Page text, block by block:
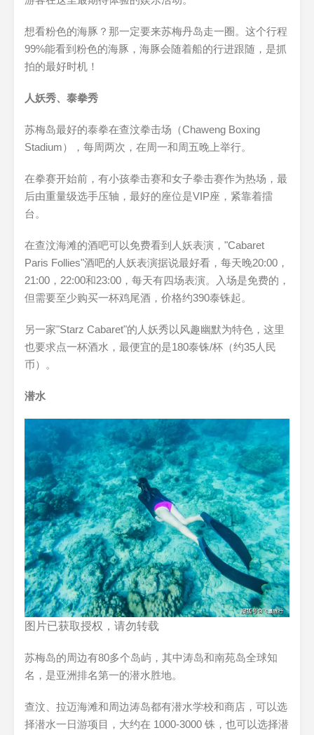
想看粉色的海豚？那一定要来苏梅丹岛走一圈。这个行程
99%能看到粉色的海豚，海豚会随着船的行进跟随，是抓
拍的最好时机！
人妖秀、泰拳秀
苏梅岛最好的泰拳在查汶拳击场（Chaweng Boxing
Stadium），每周两次，在周一和周五晚上举行。
在拳赛开始前，有小孩拳击赛和女子拳击赛作为热场，最
后由重量级选手压轴，最好的座位是VIP座，紧靠着擂
台。
在查汶海滩的酒吧可以免费看到人妖表演，"Cabaret
Paris Follies"酒吧的人妖表演据说最好看，每天晚20:00，
21:00，22:00和23:00，每天有四场表演。入场是免费的，
但需要至少购买一杯鸡尾酒，价格约390泰铢起。
另一家"Starz Cabaret"的人妖秀以风趣幽默为特色，这里
也要求点一杯酒水，最便宜的是180泰铢/杯（约35人民
币）。
潜水
图片已获取授权，请勿转载
苏梅岛的周边有80多个岛屿，其中涛岛和南苑岛全球知
名，是亚洲排名第一的潜水胜地。
查汶、拉迈海滩和周边涛岛都有潜水学校和商店，可以选
择潜水一日游项目，大约在 1000-3000 铢，也可以选择潜